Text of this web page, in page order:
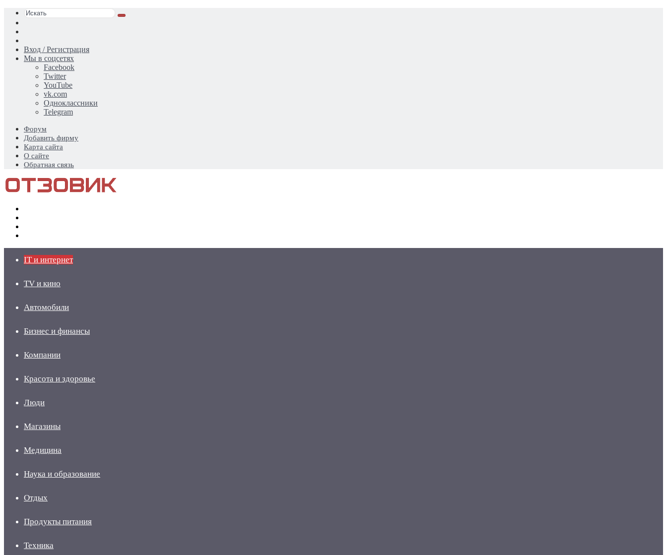
Искать
статья
Вход / Регистрация
Мы в соцсетях
Facebook
Twitter
YouTube
vk.com
Одноклассники
Telegram
Форум
Добавить фирму
Карта сайта
О сайте
Обратная связь
IT и интернет
TV и кино
Автомобили
Бизнес и финансы
Компании
Красота и здоровье
Люди
Магазины
Медицина
Наука и образование
Отдых
Продукты питания
Техника